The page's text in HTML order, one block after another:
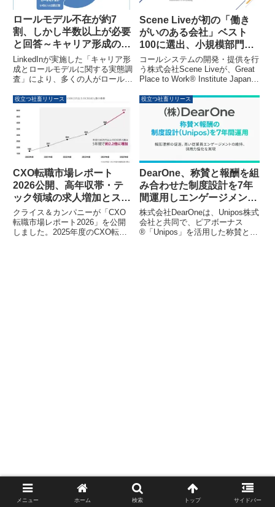
ロールモデル不在が約7
割、しかし半数以上が必要
と回答～キャリア形成の実
態調査で職場満足・キャリ
ア意識に2倍以上の差が判
明～
LinkedInが実施した「キャリア形
成とロールモデルに関する実態調
査」により、多くの人がロールモ
会いの機会が不足している現状が
明らかになりました。ロールモデ
ルの有無が職場満足度やキャリア
意識に大きな影響を与えること、
またZ世代・ミレニアル世代にお
けるSNSを活用した複数ロール
モデルの傾向も判明しています。
Scene Liveが初の「働き
がいのある会社」ベスト
100に選出、小規模部門で
全国31位
コールシステムの開発・提供を行
う株式会社Scene Liveが、Great
Place to Work® Institute Japanに
会社」ランキングの小規模部門で
全国第31位に選出されました。
独自の「ピープルマネジメント制
度」や「ノー財布出勤制度」な
ど、社員が安心して能力を発揮で
きる環境づくりが評価されていま
役立つ社畜リリース
CXO転職市場レポート
2026公開、高年収帯・テ
ック領域の求人増加とスタ
ートアップ比率上昇が顕著
に
クライス＆カンパニーが「CXO
転職市場レポート2026」を公開
しました。2025年度のCXO転職
役立つ社畜リリース
DearOne、称賛と報酬を組
み合わせた制度設計を7年
間運用しエンゲージメント
と採用力を強化
株式会社DearOneは、Unipos株式
会社と共同で、ピアボーナス
®「Unipos」を活用した称賛と報
メニュー ホーム 検索 トップ サイドバー